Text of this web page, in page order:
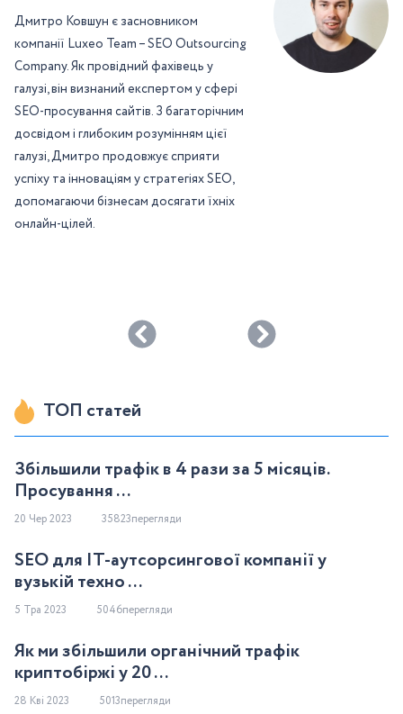
Дмитро Ковшун є засновником
компанії Luxeo Team – SEO Outsourcing
Company. Як провідний фахівець у
галузі, він визнаний експертом у сфері
SEO-просування сайтів. З багаторічним
досвідом і глибоким розумінням цієї
галузі, Дмитро продовжує сприяти
успіху та інноваціям у стратегіях SEO,
допомагаючи бізнесам досягати їхніх
онлайн-цілей.
ТОП статей
Збільшили трафік в 4 рази за 5 місяців.
Просування ...
20 Чер 2023 35823перегляди
SEO для IT-аутсорсингової компанії у
вузькій техно ...
5 Тра 2023 5046перегляди
Як ми збільшили органічний трафік
криптобіржі у 20 ...
28 Кві 2023 5013перегляди